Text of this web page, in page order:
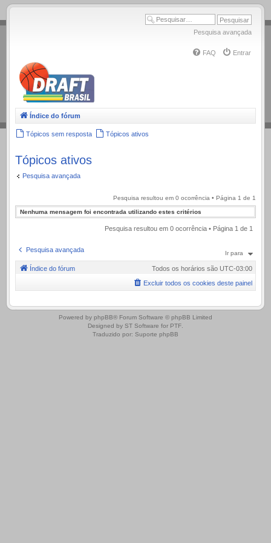
.
Pesquisa avançada
FAQ Entrar
Índice do fórum
Tópicos sem resposta Tópicos ativos
Tópicos ativos
Pesquisa avançada
Pesquisa resultou em 0 ocorrência • Página 1 de 1
Nenhuma mensagem foi encontrada utilizando estes critérios
Pesquisa resultou em 0 ocorrência • Página 1 de 1
Pesquisa avançada Ir para
Índice do fórum Todos os horários são UTC-03:00
Excluir todos os cookies deste painel
.
Powered by phpBB® Forum Software © phpBB Limited
Designed by ST Software for PTF
Traduzido por: Suporte phpBB